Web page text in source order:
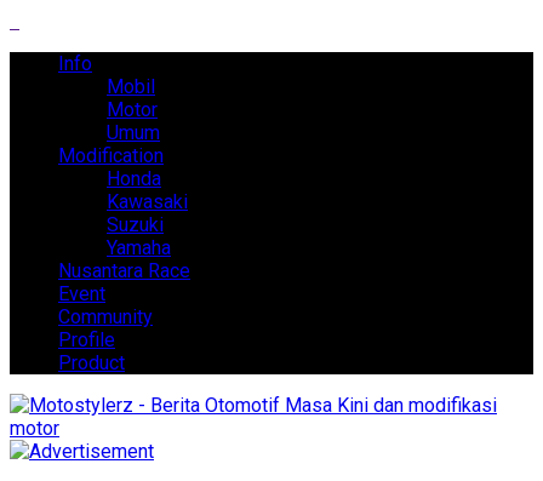
Info
Mobil
Motor
Umum
Modification
Honda
Kawasaki
Suzuki
Yamaha
Nusantara Race
Event
Community
Profile
Product